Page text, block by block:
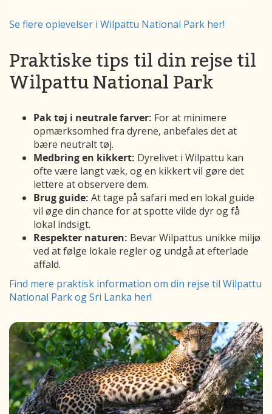
Se flere oplevelser i Wilpattu National Park her!
Praktiske tips til din rejse til
Wilpattu National Park
Pak tøj i neutrale farver: For at minimere
opmærksomhed fra dyrene, anbefales det at
bære neutralt tøj.
Medbring en kikkert: Dyrelivet i Wilpattu kan
ofte være langt væk, og en kikkert vil gøre det
lettere at observere dem.
Brug guide: At tage på safari med en lokal guide
vil øge din chance for at spotte vilde dyr og få
lokal indsigt.
Respekter naturen: Bevar Wilpattus unikke miljø
ved at følge lokale regler og undgå at efterlade
affald.
Find mere praktisk information om din rejse til Wilpattu
National Park og Sri Lanka her!